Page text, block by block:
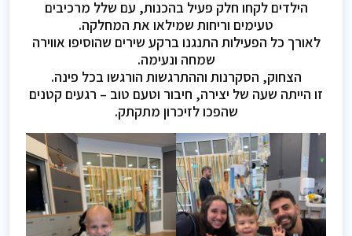
הילדים לקחו חלק פעיל בהכנות, עם שלל מרכיבים
טעימים וריחות שמילאו את המחלקה.
לאורך כל הפעילות התנגנו ברקע שירים שהוסיפו אווירה
שמחה ונעימה.
הצחוק, הסקרנות וההתרגשות הורגשו בכל פינה.
זו הייתה שעה של יצירה, חיבור וטעם טוב – רגעים קטנים
שהפכו לזיכרון מתקתק.